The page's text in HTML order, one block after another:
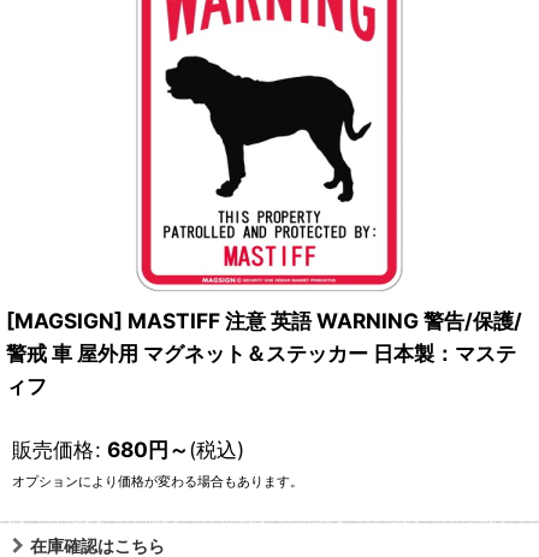
[MAGSIGN] MASTIFF 注意 英語 WARNING 警告/保護/
警戒 車 屋外用 マグネット＆ステッカー 日本製：マステ
ィフ
販売価格: 680円～(税込)
オプションにより価格が変わる場合もあります。
在庫確認はこちら